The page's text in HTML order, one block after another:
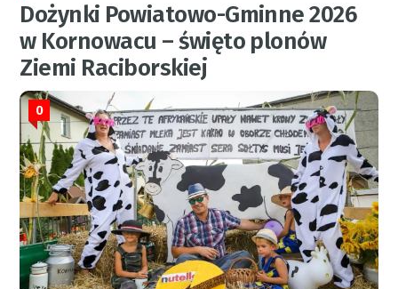
Dożynki Powiatowo-Gminne 2026
w Kornowacu – święto plonów
Ziemi Raciborskiej
0